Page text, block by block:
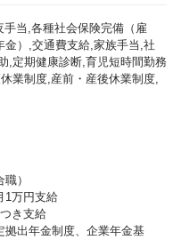
当,各種社会保険完備（雇
金）,交通費支給,家族手当,社
,定期健康診断,育児短時間勤務
業制度,産前・産後休業制度,
）
1万円支給
き支給
出年金制度、企業年金基